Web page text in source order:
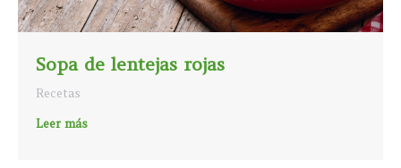
Sopa de lentejas rojas
Recetas
Leer más